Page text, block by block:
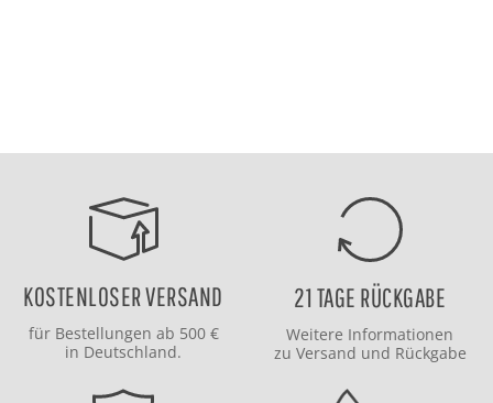
KOSTENLOSER VERSAND
für Bestellungen ab 500 €
in Deutschland.
21 TAGE RÜCKGABE
Weitere Informationen
zu Versand und Rückgabe